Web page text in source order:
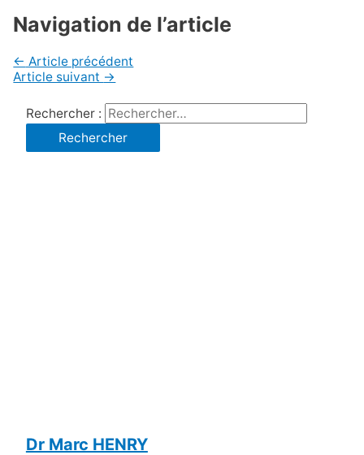
Navigation de l’article
← Article précédent
Article suivant →
Rechercher :
Dr Marc HENRY